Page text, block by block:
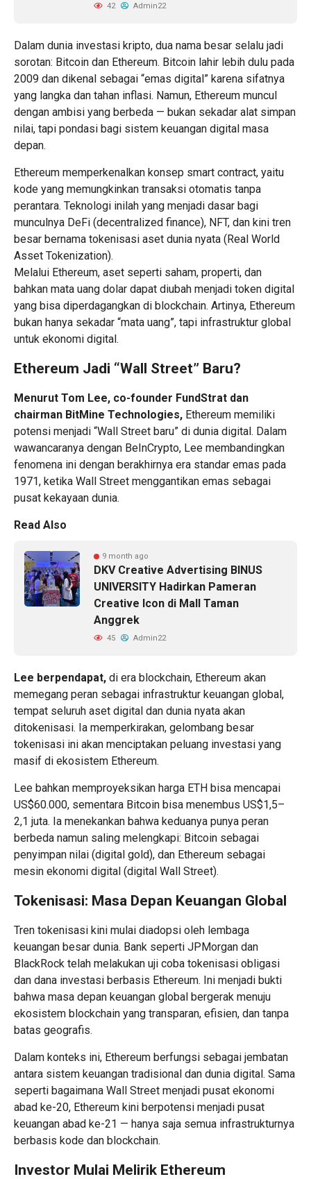
42 Admin22
Dalam dunia investasi kripto, dua nama besar selalu jadi
sorotan: Bitcoin dan Ethereum. Bitcoin lahir lebih dulu pada
2009 dan dikenal sebagai “emas digital” karena sifatnya
yang langka dan tahan inflasi. Namun, Ethereum muncul
dengan ambisi yang berbeda — bukan sekadar alat simpan
nilai, tapi pondasi bagi sistem keuangan digital masa
depan.
Ethereum memperkenalkan konsep smart contract, yaitu
kode yang memungkinkan transaksi otomatis tanpa
perantara. Teknologi inilah yang menjadi dasar bagi
munculnya DeFi (decentralized finance), NFT, dan kini tren
besar bernama tokenisasi aset dunia nyata (Real World
Asset Tokenization).
Melalui Ethereum, aset seperti saham, properti, dan
bahkan mata uang dolar dapat diubah menjadi token digital
yang bisa diperdagangkan di blockchain. Artinya, Ethereum
bukan hanya sekadar “mata uang”, tapi infrastruktur global
untuk ekonomi digital.
Ethereum Jadi “Wall Street” Baru?
Menurut Tom Lee, co-founder FundStrat dan
chairman BitMine Technologies, Ethereum memiliki
potensi menjadi “Wall Street baru” di dunia digital. Dalam
wawancaranya dengan BeInCrypto, Lee membandingkan
fenomena ini dengan berakhirnya era standar emas pada
1971, ketika Wall Street menggantikan emas sebagai
pusat kekayaan dunia.
Read Also
9 month ago
DKV Creative Advertising BINUS
UNIVERSITY Hadirkan Pameran
Creative Icon di Mall Taman
Anggrek
45 Admin22
Lee berpendapat, di era blockchain, Ethereum akan
memegang peran sebagai infrastruktur keuangan global,
tempat seluruh aset digital dan dunia nyata akan
ditokenisasi. Ia memperkirakan, gelombang besar
tokenisasi ini akan menciptakan peluang investasi yang
masif di ekosistem Ethereum.
Lee bahkan memproyeksikan harga ETH bisa mencapai
US$60.000, sementara Bitcoin bisa menembus US$1,5–
2,1 juta. Ia menekankan bahwa keduanya punya peran
berbeda namun saling melengkapi: Bitcoin sebagai
penyimpan nilai (digital gold), dan Ethereum sebagai
mesin ekonomi digital (digital Wall Street).
Tokenisasi: Masa Depan Keuangan Global
Tren tokenisasi kini mulai diadopsi oleh lembaga
keuangan besar dunia. Bank seperti JPMorgan dan
BlackRock telah melakukan uji coba tokenisasi obligasi
dan dana investasi berbasis Ethereum. Ini menjadi bukti
bahwa masa depan keuangan global bergerak menuju
ekosistem blockchain yang transparan, efisien, dan tanpa
batas geografis.
Dalam konteks ini, Ethereum berfungsi sebagai jembatan
antara sistem keuangan tradisional dan dunia digital. Sama
seperti bagaimana Wall Street menjadi pusat ekonomi
abad ke-20, Ethereum kini berpotensi menjadi pusat
keuangan abad ke-21 — hanya saja semua infrastrukturnya
berbasis kode dan blockchain.
Investor Mulai Melirik Ethereum